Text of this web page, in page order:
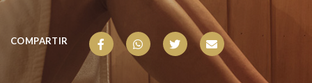
COMPARTIR